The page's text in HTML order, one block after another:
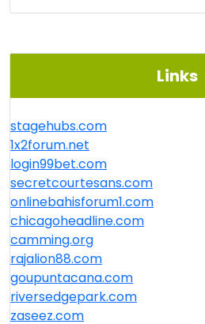
Links
stagehubs.com
1x2forum.net
login99bet.com
secretcourtesans.com
onlinebahisforum1.com
chicagoheadline.com
camming.org
rajalion88.com
goupuntacana.com
riversedgepark.com
zaseez.com